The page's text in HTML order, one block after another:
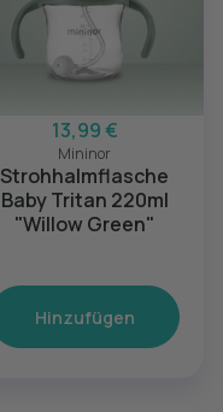
13,99 €
Mininor
Strohhalmflasche
Baby Tritan 220ml
"Willow Green"
Hinzufügen